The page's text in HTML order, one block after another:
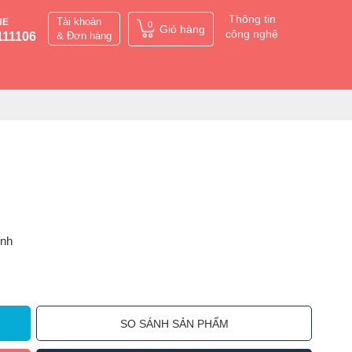
Tài khoản
& Đơn hàng
0 Giỏ hàng
Thông tin
công nghệ
SO SÁNH SẢN PHẨM